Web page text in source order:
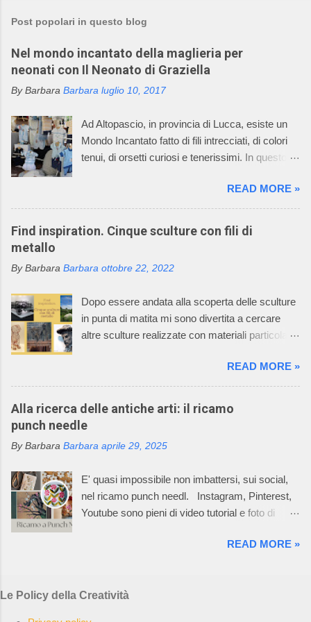
Post popolari in questo blog
Nel mondo incantato della maglieria per
neonati con Il Neonato di Graziella
By Barbara Barbara luglio 10, 2017
Ad Altopascio, in provincia di Lucca, esiste un
Mondo Incantato fatto di fili intrecciati, di colori
tenui, di orsetti curiosi e tenerissimi. In questo
artigiani, che lavorano i fili con la maglieria e con
l’uncinetto, creando dei deliziosi vestitini per
bambini. Questo mondo incantato è il sogno,
avverato, della signora Graziella, che dal 1968
per il mondo dei bambini. Oggi l’azienda della
diventata leader nel settore “maglieria esterna
diminuita” e il suo mondo incantato ha
affascinato anche tutti i componenti della sua
capi dell’azienda consiste nell’utilizzare
macchinari, che permettono di realizzare ogni
singolo pezzo del prodotto già nella taglia
desiderata e non un rettangolo di maglia dal
quale tagliare le varie parti per poi assemblarle.
READ MORE »
Find inspiration. Cinque sculture con fili di
metallo
By Barbara Barbara ottobre 22, 2022
Dopo essere andata alla scoperta delle sculture
in punta di matita mi sono divertita a cercare
altre sculture realizzate con materiali particolari.
diventare un'opera d'arte. Il mio racconto non
può non partire dalla materia prima: il metallo è
un elemento chimico caratterizzato da alto
elevata. L’uso dei metalli, dalla produzione di
aventi valore espressivo autonomo, è diffuso fin
dalle civiltà più antiche. Le tecniche di
lavorazione sono elaborate in un lento processo,
lamine di metallo giunge alle tecniche di fusione,
di espressione artistica, nella realizzazione di
opere di scultura. Ho selezionato 5 opere, di
READ MORE »
Alla ricerca delle antiche arti: il ricamo
punch needle
By Barbara Barbara aprile 29, 2025
E' quasi impossibile non imbattersi, sui social,
nel ricamo punch needl. Instagram, Pinterest,
Youtube sono pieni di video tutorial e foto di
sembra, facilissimi da realizzare. Oggi, la
creatività e slow craft, risuonano con una nuova
READ MORE »
Le Policy della Creatività